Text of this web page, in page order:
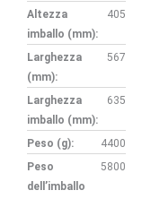
Altezza
imballo (mm):
405
Larghezza
(mm):
567
Larghezza
imballo (mm):
635
Peso (g):
4400
Peso
dell’imballo
5800